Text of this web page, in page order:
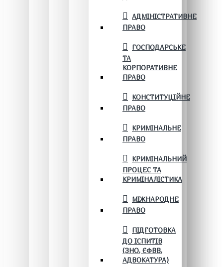
АДМІНІСТРАТИВНЕ
ПРАВО
ГОСПОДАРСЬКЕ
ТА
КОРПОРАТИВНЕ
ПРАВО
КОНСТИТУЦІЙНЕ
ПРАВО
КРИМІНАЛЬНЕ
ПРАВО
КРИМІНАЛЬНИЙ
ПРОЦЕС ТА
КРИМІНАЛІСТИКА
МІЖНАРОДНЕ
ПРАВО
ПІДГОТОВКА
ДО ІСПИТІВ
(ЗНО, ЄФВВ,
АДВОКАТУРА)